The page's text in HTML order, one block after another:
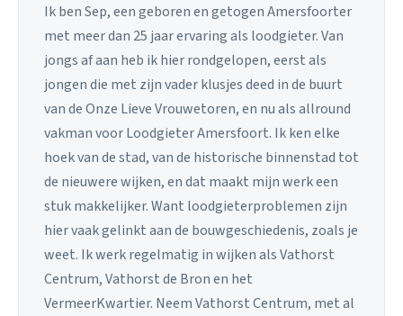
Ik ben Sep, een geboren en getogen Amersfoorter
met meer dan 25 jaar ervaring als loodgieter. Van
jongs af aan heb ik hier rondgelopen, eerst als
jongen die met zijn vader klusjes deed in de buurt
van de Onze Lieve Vrouwetoren, en nu als allround
vakman voor Loodgieter Amersfoort. Ik ken elke
hoek van de stad, van de historische binnenstad tot
de nieuwere wijken, en dat maakt mijn werk een
stuk makkelijker. Want loodgieterproblemen zijn
hier vaak gelinkt aan de bouwgeschiedenis, zoals je
weet. Ik werk regelmatig in wijken als Vathorst
Centrum, Vathorst de Bron en het
VermeerKwartier. Neem Vathorst Centrum, met al